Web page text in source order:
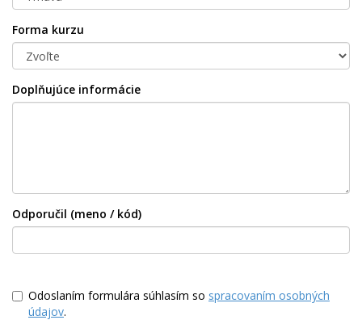
Forma kurzu
Doplňujúce informácie
Odporučil (meno / kód)
Odoslaním formulára súhlasím so spracovaním osobných
údajov.